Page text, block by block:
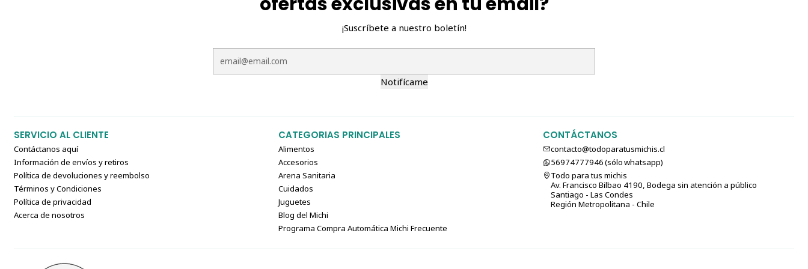
¡Suscríbete a nuestro boletín!
Notifícame
SERVICIO AL CLIENTE
Contáctanos aquí
Información de envíos y retiros
Política de devoluciones y reembolso
Términos y Condiciones
Política de privacidad
Acerca de nosotros
CATEGORIAS PRINCIPALES
Alimentos
Accesorios
Arena Sanitaria
Cuidados
Juguetes
Blog del Michi
Programa Compra Automática Michi Frecuente
CONTÁCTANOS
contacto@todoparatusmichis.cl
56974777946 (sólo⁣⁣⁣⁣⁣​​​​​​​​​​​​​​​ whatsapp)
Todo para tus michis
Av. Francisco Bilbao 4190, Bodega sin atención a público
Santiago - Las Condes
Región Metropolitana - Chile